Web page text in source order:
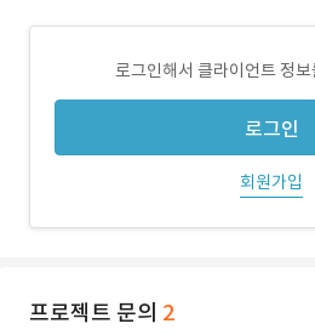
로그인해서 클라이언트 정
로그인
회원가입
프로젝트 문의 2